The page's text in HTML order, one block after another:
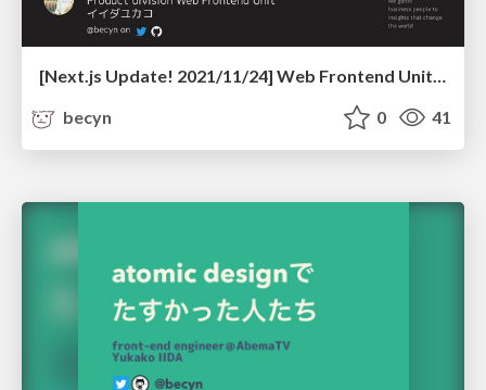
[Next.js Update! 2021/11/24] Web Frontend Unit の立ち上げとリアーキテクチャに際してNext.js を採用したワケ
becyn
0 41